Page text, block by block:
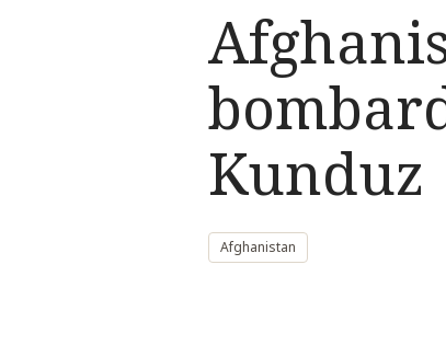
Kunduz
Afghanistan